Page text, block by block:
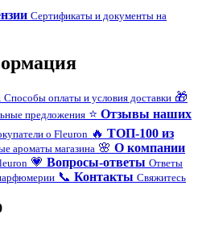
Сертификаты и документы на
Способы оплаты и условия доставки 🎁
предложения ⭐ Отзывы наших
о Fleuron 🔥 ТОП-100 из
ароматы магазина 🌸 О компании
💗 Вопросы-ответы Ответы
📞 Контакты Свяжитесь